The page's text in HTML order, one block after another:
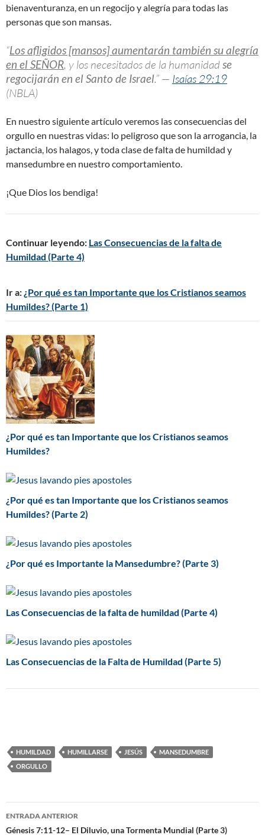
bienaventuranza, en un regocijo y alegría para todas las
personas que son mansas.
“Los afligidos [mansos] aumentarán también su alegría
en el SEÑOR, y los necesitados de la humanidad se
regocijarán en el Santo de Israel.” — Isaías 29:19
(NBLA)
En nuestro siguiente artículo veremos las consecuencias del
orgullo en nuestras vidas: lo peligroso que son la arrogancia, la
jactancia, los halagos, y toda clase de falta de humildad y
mansedumbre en nuestro comportamiento.
¡Que Dios los bendiga!
Continuar leyendo: Las Consecuencias de la falta de
Humildad (Parte 4)
Ir a: ¿Por qué es tan Importante que los Cristianos seamos
Humildes? (Parte 1)
¿Por qué es tan Importante que los Cristianos seamos
Humildes?
¿Por qué es tan Importante que los Cristianos seamos
Humildes? (Parte 2)
¿Por qué es Importante la Mansedumbre? (Parte 3)
Las Consecuencias de la falta de humildad (Parte 4)
Las Consecuencias de la Falta de Humildad (Parte 5)
HUMILDAD HUMILLARSE JESÚS
MANSEDUMBRE
ORGULLO
ENTRADA ANTERIOR
Génesis 7:11-12– El Diluvio, una Tormenta Mundial (Parte 3)